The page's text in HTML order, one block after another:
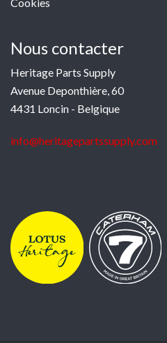
Nous contacter
Heritage Parts Supply
Avenue Deponthière, 60
4431 Loncin - Belgique
info@heritagepartssupply.com